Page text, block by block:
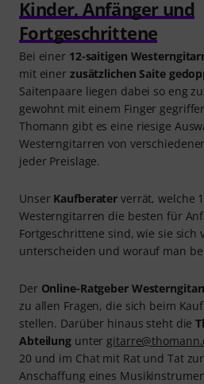
Kinder, Anfänger und
Fortgeschrittene
Bei einer 12-saitigen
mit einer zusätzlichen Saite
Saitenpaare liegen dabei so eng
gewohnt mit einem Finger
Thomann gibt es eine riesige
Westerngitarren von
jeder Preislage.
Unser Kaufberater verrät, welche
Westerngitarren die besten für
Fortgeschrittene sind, wie sie sich
unterscheiden und worauf man
Der Online-Ratgeber
zu allen Fragen, die sich beim
stellen. Darüber hinaus steht die
Abteilung unter
20 und im Chat mit Rat und Tat
Anschaffung eines